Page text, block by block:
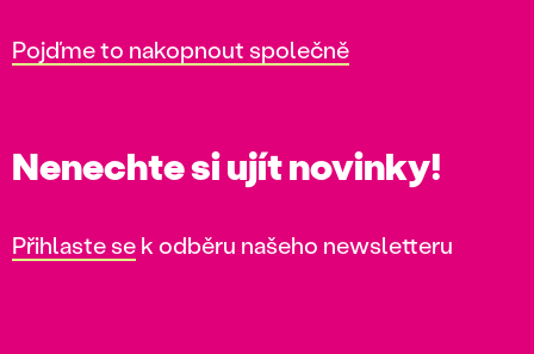
Pojďme to nakopnout společně
Nenechte si ujít novinky!
Přihlaste sek odběru našeho newsletteru